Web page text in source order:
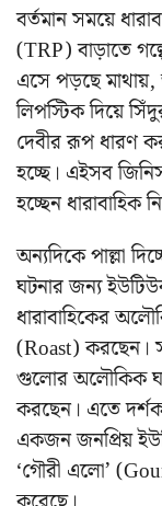
বর্তমান সময়ে
(TRP) বাড়াতে
এসে পড়ছে
লিপস্টিক দিয়ে
দেবীর রূপ ধারণ
হচ্ছে। এইসব
হচ্ছেন ধারাবাহিক
অন্যদিকে পাল্লা
ঘটনার জন্য
ধারাবাহিকের
(Roast) করছেন।
গুলোর অলৌকিক
করছেন। এতে
একজন জনপ্রিয়
‘গৌরী এলো’